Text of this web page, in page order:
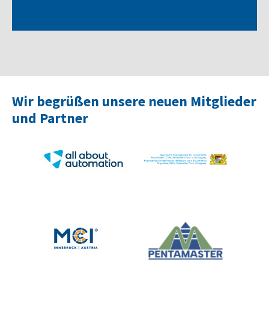
Wir begrüßen unsere neuen Mitglieder
und Partner